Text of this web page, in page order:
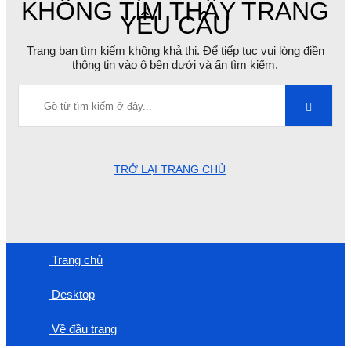
KHÔNG TÌM THẤY TRANG
YÊU CẦU
Trang bạn tìm kiếm không khả thi. Để tiếp tục vui lòng điền
thông tin vào ô bên dưới và ấn tìm kiếm.
TRỞ LẠI TRANG CHỦ
Trang chủ
Desktop
Về đầu trang